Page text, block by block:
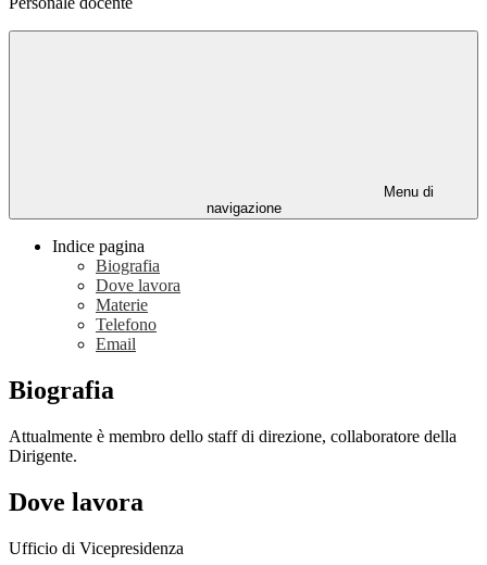
Menu di
navigazione
Indice pagina
Biografia
Dove lavora
Materie
Telefono
Email
Biografia
Attualmente è membro dello staff di direzione, collaboratore della
Dirigente.
Dove lavora
Ufficio di Vicepresidenza